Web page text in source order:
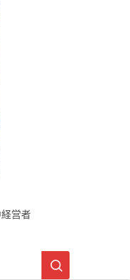
営者